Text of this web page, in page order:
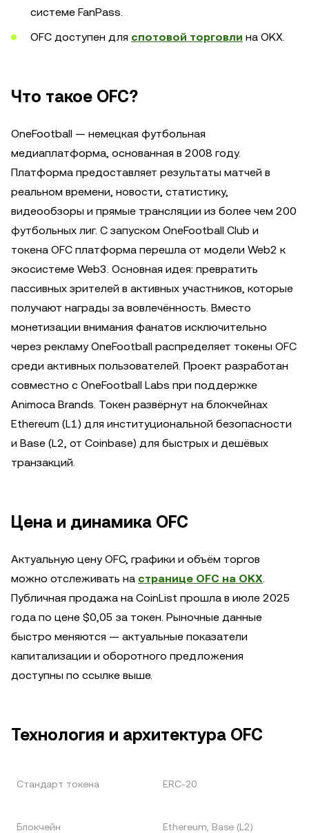
системе FanPass.
OFC доступен для спотовой торговли на OKX.
Что такое OFC?
OneFootball — немецкая футбольная
медиаплатформа, основанная в 2008 году.
Платформа предоставляет результаты матчей в
реальном времени, новости, статистику,
видеообзоры и прямые трансляции из более чем 200
футбольных лиг. С запуском OneFootball Club и
токена OFC платформа перешла от модели Web2 к
экосистеме Web3. Основная идея: превратить
пассивных зрителей в активных участников, которые
получают награды за вовлечённость. Вместо
монетизации внимания фанатов исключительно
через рекламу OneFootball распределяет токены OFC
среди активных пользователей. Проект разработан
совместно с OneFootball Labs при поддержке
Animoca Brands. Токен развёрнут на блокчейнах
Ethereum (L1) для институциональной безопасности
и Base (L2, от Coinbase) для быстрых и дешёвых
транзакций.
Цена и динамика OFC
Актуальную цену OFC, графики и объём торгов
можно отслеживать на странице OFC на OKX.
Публичная продажа на CoinList прошла в июле 2025
года по цене $0,05 за токен. Рыночные данные
быстро меняются — актуальные показатели
капитализации и оборотного предложения
доступны по ссылке выше.
Технология и архитектура OFC
Стандарт токена ERC-20
Блокчейн Ethereum, Base (L2)